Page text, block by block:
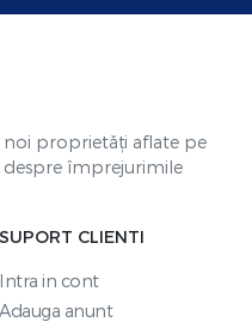
noi proprietăți aflate pe
despre împrejurimile
SUPORT CLIENTI
Intra in cont
Adauga anunt